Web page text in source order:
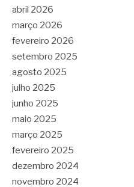
abril 2026
março 2026
fevereiro 2026
setembro 2025
agosto 2025
julho 2025
junho 2025
maio 2025
março 2025
fevereiro 2025
dezembro 2024
novembro 2024